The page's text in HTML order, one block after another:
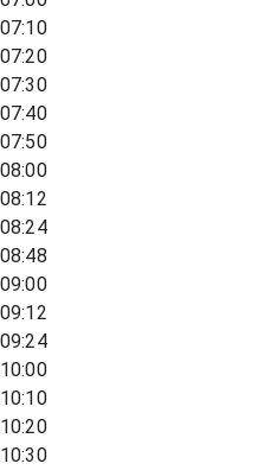
07:10
07:20
07:30
07:40
07:50
08:00
08:12
08:24
08:48
09:00
09:12
09:24
10:00
10:10
10:20
10:30